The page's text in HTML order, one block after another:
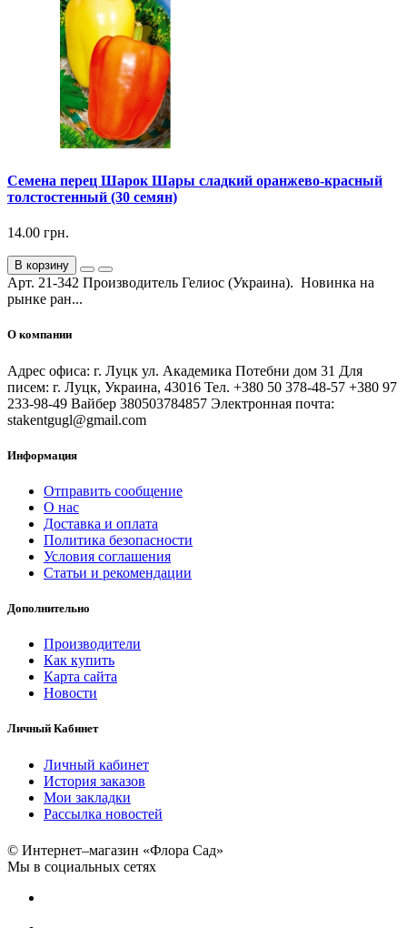
Семена перец Шарок Шары сладкий оранжево-красный
толстостенный (30 семян)
14.00 грн.
В корзину
Арт. 21-342 Производитель Гелиос (Украина). Новинка на
рынке ран...
О компании
Адрес офиса: г. Луцк ул. Академика Потебни дом 31 Для
писем: г. Луцк, Украина, 43016 Тел. +380 50 378-48-57 +380 97
233-98-49 Вайбер 380503784857 Электронная почта:
stakentgugl@gmail.com
Информация
Отправить сообщение
О нас
Доставка и оплата
Политика безопасности
Условия соглашения
Статьи и рекомендации
Дополнительно
Производители
Как купить
Карта сайта
Новости
Личный Кабинет
Личный кабинет
История заказов
Мои закладки
Рассылка новостей
© Интернет–магазин «Флора Сад»
Мы в социальных сетях